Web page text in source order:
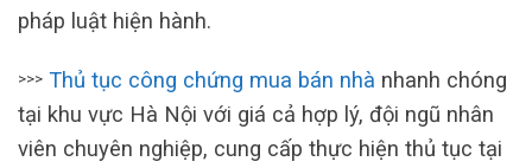
pháp luật hiện hành.
>>> Thủ tục công chứng mua bán nhà nhanh chóng
tại khu vực Hà Nội với giá cả hợp lý, đội ngũ nhân
viên chuyên nghiệp, cung cấp thực hiện thủ tục tại